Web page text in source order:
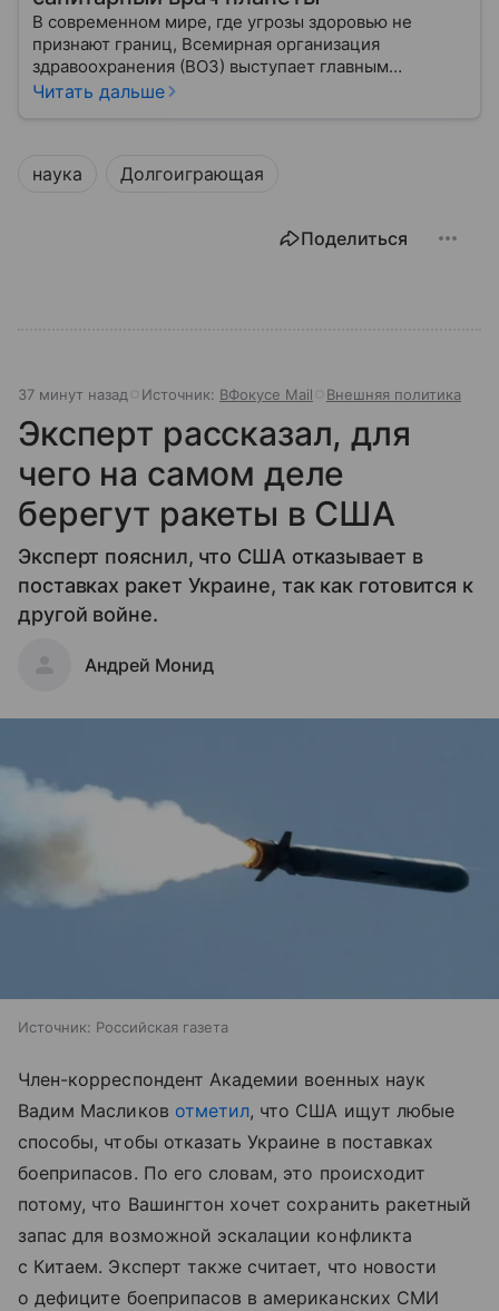
В современном мире, где угрозы здоровью не
признают границ, Всемирная организация
здравоохранения (ВОЗ) выступает главным
координатором глобального здравоохранения. Эта
миллиардов людей. Как устроен этот «командный
Читать дальше
наука Долгоиграющая
Поделиться
37 минут назад Источник: ВФокусе Mail Внешняя политика
Эксперт рассказал, для
чего на самом деле
берегут ракеты в США
Эксперт пояснил, что США отказывает в
поставках ракет Украине, так как готовится к
другой войне.
Андрей Монид
Источник: Российская газета
Член-корреспондент Академии военных наук
Вадим Масликов отметил, что США ищут любые
способы, чтобы отказать Украине в поставках
боеприпасов. По его словам, это происходит
потому, что Вашингтон хочет сохранить ракетный
запас для возможной эскалации конфликта
с Китаем. Эксперт также считает, что новости
о дефиците боеприпасов в американских СМИ